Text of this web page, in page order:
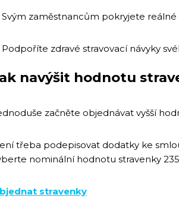
Svým zaměstnancům pokryjete
Podpoříte zdravé stravovací návyky
navýšit hodnotu
začněte objednávat vyšší
třeba podepisovat dodatky ke
nominální hodnotu stravenky
stravenky